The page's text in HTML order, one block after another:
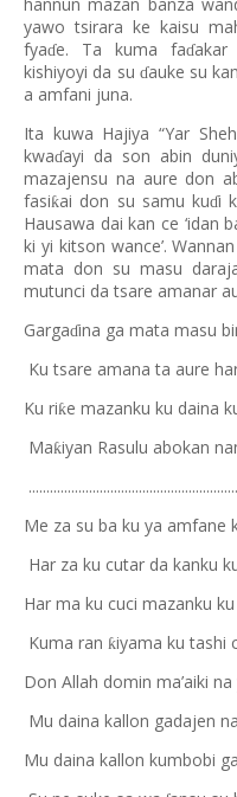
yawo tsirara ke kaisu
fyaɗe. Ta kuma faɗ
kishiyoyi da su ɗauke su
a amfani juna.
Ita kuwa Hajiya “Yar
kwaɗayi da son abin
mazajensu na aure don
fasiƙai don su samu kuɗi
Hausawa dai kan ce ‘idan
ki yi kitson wance’.
mata don su masu
mutunci da tsare amanar
Gargaɗina ga mata masu
Ku tsare amana ta aure
Ku riƙe mazanku ku daina
Maƙiyan Rasulu abokan
Me za su ba ku ya amfane
Har za ku cutar da kanku
Har ma ku cuci mazanku ku
Kuma ran ƙiyama ku tashi
Don Allah domin ma’aiki
Mu daina kallon gadajen
Mu daina kallon kumbobi